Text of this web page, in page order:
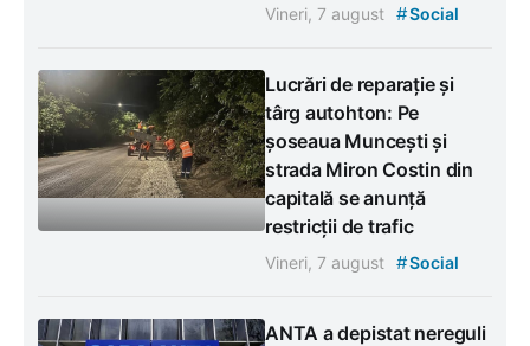
Vineri, 7 august #Social
Lucrări de reparație și
târg autohton: Pe
șoseaua Muncești și
strada Miron Costin din
capitală se anunță
restricții de trafic
Vineri, 7 august #Social
ANTA a depistat nereguli